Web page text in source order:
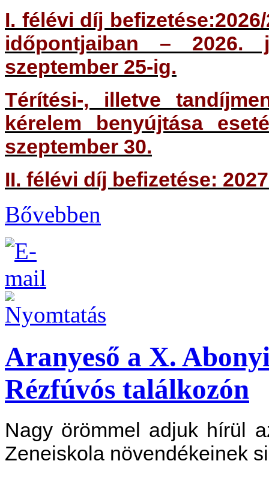
I. félévi díj
időpontjaiban – 2026.
szeptember 25-ig.
Térítési-, illetve
kérelem benyújtása
szeptember 30.
II. félévi díj befizetése:
Bővebben
Aranyeső a X.
Rézfúvós találkozón
Nagy örömmel adjuk hírül
Zeneiskola növendékeinek